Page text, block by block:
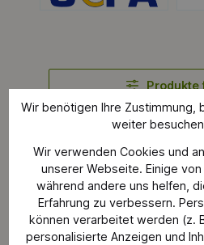
Produkte
Hersteller
Wir benötigen Ihre Zustimmung,
weiter
Wir verwenden Cookies und
unserer Webseite. Einige
während andere uns helfen,
Erfahrung zu verbessern.
können verarbeitet werden (z.
personalisierte Anzeigen und